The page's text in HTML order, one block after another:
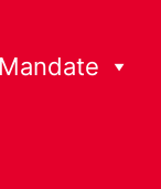
Mandate